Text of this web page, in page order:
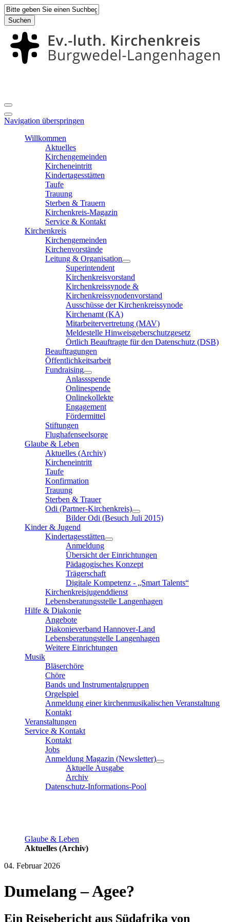
Suchen
Navigation überspringen
Willkommen
Aktuelles
Kirchengemeinden
Kircheneintritt
Kindertagesstätten
Taufe
Trauung
Sterben & Trauern
Kirchenkreis-Magazin
Service & Kontakt
Kirchenkreis
Kirchengemeinden
Kirchenvorstände
Leitung & Organisation
Superintendent
Kirchenkreisvorstand
Kirchenkreissynode &
Kirchenkreissynodenvorstand
Ausschüsse der Kirchenkreissynode
Kirchenamt (KA)
Mitarbeitervertretung (MAV)
Meldestelle Hinweisgeberschutzgesetz
Örtlich Beauftragte für den Datenschutz (DSB)
Beauftragungen
Öffentlichkeitsarbeit
Fundraising
Anlassspende
Onlinespende
Onlinekollekte
Engagement
Fördermittel
Stiftungen
Flughafenseelsorge
Glaube & Leben
Aktuelles (Archiv)
Kircheneintritt
Taufe
Konfirmation
Trauung
Sterben & Trauer
Odi (Partner-Kirchenkreis)
Bilder Odi (Besuch Juli 2015)
Kinder & Jugend
Kindertagesstätten
Anmeldung
Übersicht der Einrichtungen
Pädagogisches Konzept
Trägerschaft
Digitale Kompetenz - „Smart Talents“
Kirchenkreisjugenddienst
Lebensberatungsstelle Langenhagen
Hilfe & Diakonie
Angebote
Diakonieverband Hannover-Land
Lebensberatungstelle Langenhagen
Weitere Einrichtungen
Musik
Bläserchöre
Chöre
Bands und Instrumentalgruppen
Orgelspiel
Anmeldung einer kirchenmusikalischen Veranstaltung
Kontakt
Veranstaltungen
Service & Kontakt
Kontakt
Jobs
Anmeldung Magazin (Newsletter)
Aktuelle Ausgabe
Archiv
Datenschutz-Informations-Pool
Glaube & Leben
Aktuelles (Archiv)
04. Februar 2026
Dumelang – Agee?
Ein Reisebericht aus Südafrika von